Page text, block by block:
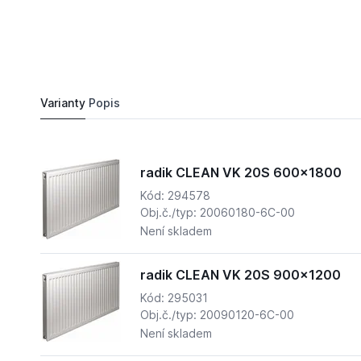
Varianty Popis
radik CLEAN VK 20S 600x1800
Kód: 294578
Obj.č./typ: 20060180-6C-00
Není skladem
radik CLEAN VK 20S 900x1200
Kód: 295031
Obj.č./typ: 20090120-6C-00
Není skladem